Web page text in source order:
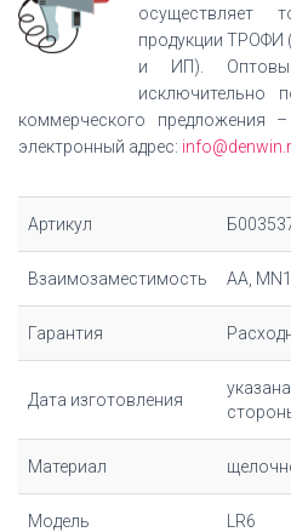
осуществляет
продукции ТРОФИ
и ИП). Оптовые
исключительно
коммерческого предложения
электронный адрес:
Артикул
Взаимозаместимость AA,
Гарантия
Дата изготовления
Материал
Модель LR6